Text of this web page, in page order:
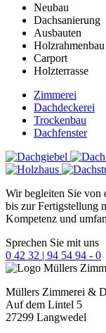
Neubau
Dachsanierung
Ausbauten
Holzrahmenbau
Carport
Holzterrasse
Zimmerei
Dachdeckerei
Trockenbau
Dachfenster
Wir begleiten Sie von
bis zur Fertigstellung
Kompetenz und
Sprechen Sie mit uns
0 42 32 | 94 54 94 - 0
Müllers Zimmerei &
Auf dem Lintel 5
27299 Langwedel